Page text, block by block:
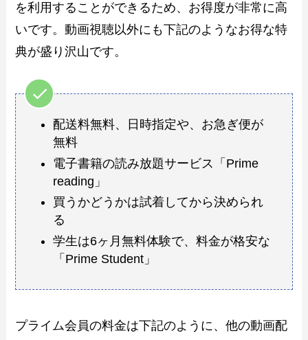
を利用することができるため、お得度が非常に高
いです。動画視聴以外にも下記のようなお得な特
典が盛り沢山です。
配送料無料、日時指定や、お急ぎ便が
無料
電子書籍の読み放題サービス「Prime
reading」
買うかどうかは試着してから決められ
る
学生は6ヶ月無料体験で、料金が格安な
「Prime Student」
プライム会員の料金は下記のように、他の動画配